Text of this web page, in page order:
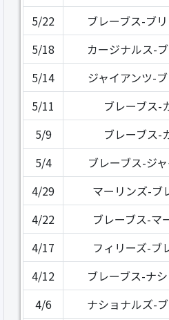
5/22
ブレーブス-ブ
5/18
カージナルス-
5/14
ジャイアンツ-
5/11
ブレーブス-
5/9
ブレーブス-
5/4
ブレーブス-ジ
4/29
マーリンズ-ブ
4/22
ブレーブス-マ
4/17
フィリーズ-ブ
4/12
ブレーブス-ナ
4/6
ナショナルズ-